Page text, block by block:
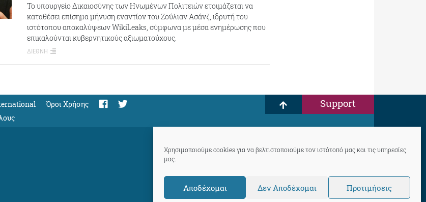
Χρησιμοποιούμε cookies για να βελτιστοποιούμε τον ιστότοπό μας και τις υπηρεσίες
μας.
Αποδέχομαι Δεν Αποδέχομαι Προτιμήσεις
Το υπουργείο Δικαιοσύνης των Ηνωμένων Πολιτειών ετοιμάζεται να
καταθέσει επίσημα μήνυση εναντίον του Ζούλιαν Ασάνζ, ιδρυτή του
ιστότοπου αποκαλύψεων WikiLeaks, σύμφωνα με μέσα ενημέρωσης που
επικαλούνται κυβερνητικούς αξιωματούχους.
ΔΙΕΘΝΗ
Όροι Χρήσης
Support